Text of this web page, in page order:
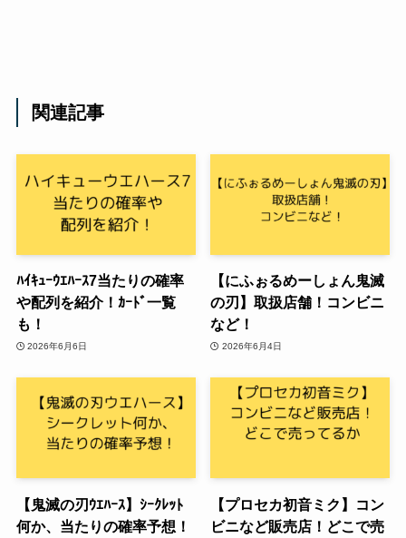
関連記事
ﾊｲｷｭｰｳｴﾊｰｽ7当たりの確率
や配列を紹介！ｶｰﾄﾞ一覧
も！
2026年6月6日
【にふぉるめーしょん鬼滅
の刃】取扱店舗！コンビニ
など！
2026年6月4日
【鬼滅の刃ｳｴﾊｰｽ】ｼｰｸﾚｯﾄ
何か、当たりの確率予想！
【プロセカ初音ミク】コン
ビニなど販売店！どこで売